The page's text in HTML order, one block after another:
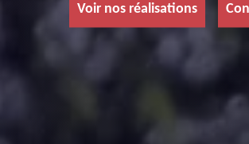
Voir nos réalisations